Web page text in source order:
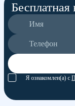
Бесплатная
Я ознакомлен(а) с